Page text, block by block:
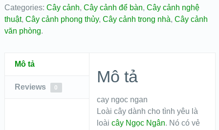
Categories: Cây cảnh, Cây cảnh để bàn, Cây cảnh nghệ
thuật, Cây cảnh phong thủy, Cây cảnh trong nhà, Cây cảnh
văn phòng.
Mô tả
Reviews 0
Mô tả
cay ngoc ngan
Loài cây dành cho tình yêu là
loàicây Ngọc Ngân. Nó có vẻ